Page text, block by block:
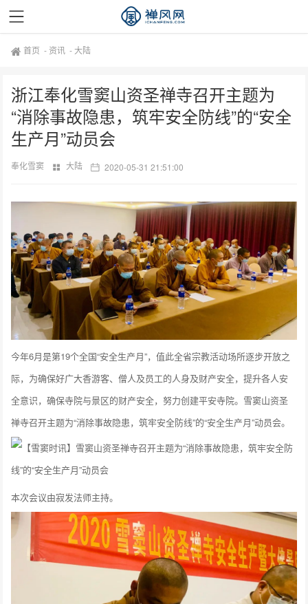
首页 - 资讯 -大陆
浙江奉化雪窦山资圣禅寺召开主题为
“消除事故隐患，筑牢安全防线”的“安全
生产月”动员会
奉化雪窦 大陆 2020-05-31 21:51:00
今年6月是第19个全国“安全生产月”，值此全省宗教活动场所逐步开放之
际，为确保好广大香游客、僧人及员工的人身及财产安全，提升各人安
全意识，确保寺院与景区的财产安全，努力创建平安寺院。雪窦山资圣
禅寺召开主题为“消除事故隐患，筑牢安全防线”的“安全生产月”动员会。
本次会议由寂发法师主持。